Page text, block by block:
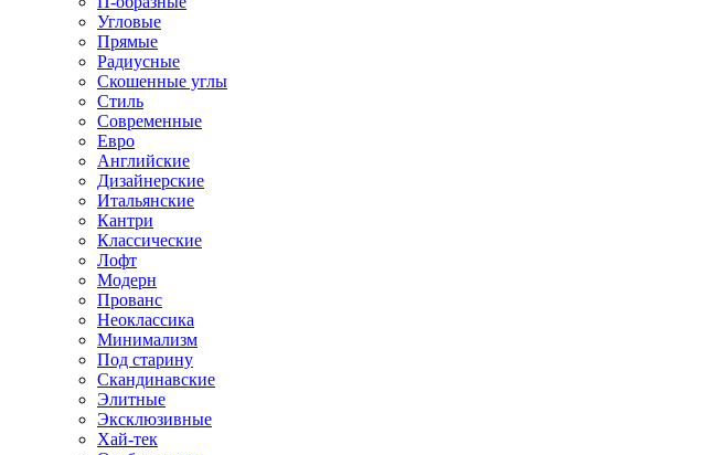
Угловые
Прямые
Радиусные
Скошенные углы
Стиль
Современные
Евро
Английские
Дизайнерские
Итальянские
Кантри
Классические
Лофт
Модерн
Прованс
Неоклассика
Минимализм
Под старину
Скандинавские
Элитные
Эксклюзивные
Хай-тек